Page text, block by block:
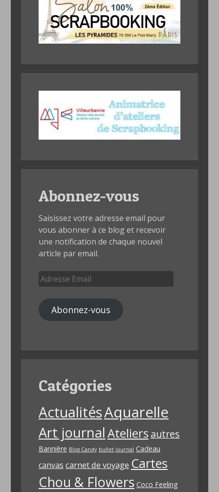
Abonnez-vous
Saisissez votre adresse email pour
vous abonner à ce blog et recevoir
une notification de chaque nouvel
article par email.
Adresse
Email
Abonnez-vous
Catégories
ActualitésAquarelle
Art journalAteliers autres
Bannière Blog Candy bullet journal Cadeau
canvas carnet de voyage Cartes
Chou & Flowers Coco Feeling